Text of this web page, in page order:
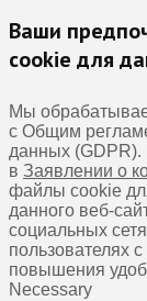
Ваши
cookie для
Мы
с Общим
данных
в Заявлении о
файлы cookie
данного веб-
социальных
пользователях
повышения
Necessary